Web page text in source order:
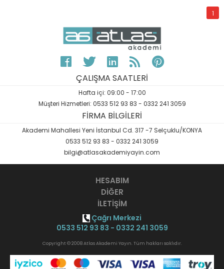
1
ÇALIŞMA SAATLERİ
Hafta içi: 09:00 - 17:00
Müşteri Hizmetleri: 0533 512 93 83 - 0332 241 3059
FİRMA BİLGİLERİ
Akademi Mahallesi Yeni İstanbul Cd. 317 -7 Selçuklu/KONYA
0533 512 93 83 - 0332 241 3059
bilgi@atlasakademiyayin.com
HESABIM
DİĞER
İLETİŞİM
Çağrı Merkezi
0533 512 93 83 - 0332 241 3059
Copyright © 2008 Atlas Akademi Yayın. Tüm hakları saklıdır.